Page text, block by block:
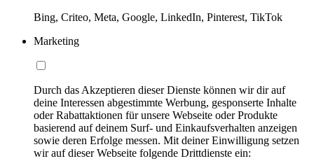
Bing, Criteo, Meta, Google, LinkedIn, Pinterest, TikTok
Marketing
Durch das Akzeptieren dieser Dienste können wir dir auf
deine Interessen abgestimmte Werbung, gesponserte Inhalte
oder Rabattaktionen für unsere Webseite oder Produkte
basierend auf deinem Surf- und Einkaufsverhalten anzeigen
sowie deren Erfolge messen. Mit deiner Einwilligung setzen
wir auf dieser Webseite folgende Drittdienste ein: